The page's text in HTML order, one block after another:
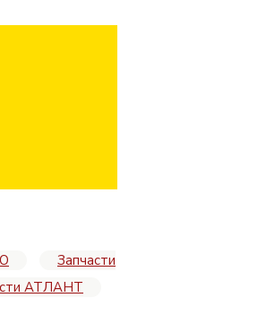
Запчасти
АТЛАНТ